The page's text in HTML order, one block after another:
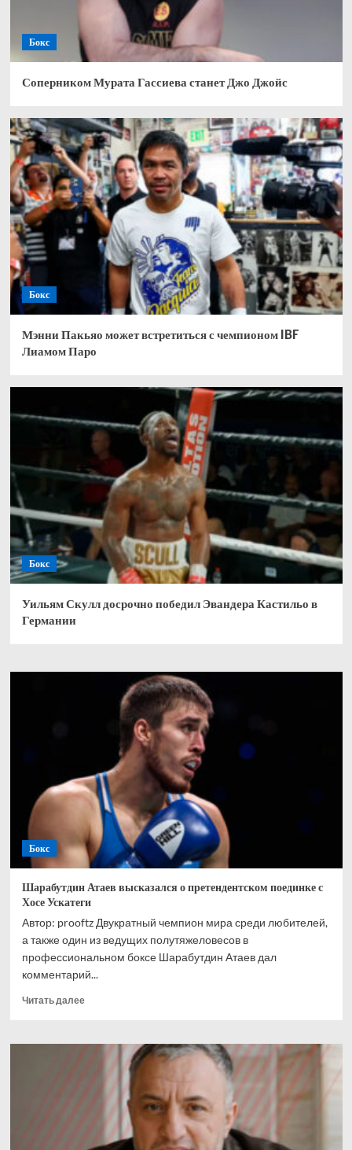
Бокс
Соперником Мурата Гассиева станет Джо Джойс
Бокс
Мэнни Пакьяо может встретиться с чемпионом IBF
Лиамом Паро
Бокс
Уильям Скулл досрочно победил Эвандера Кастильо в
Германии
Бокс
Шарабутдин Атаев высказался о претендентском поединке с
Хосе Ускатеги
Автор: prooftz Двукратный чемпион мира среди любителей,
а также один из ведущих полутяжеловесов в
профессиональном боксе Шарабутдин Атаев дал
комментарий...
Читать далееПрочитать
Шарабутдин
высказался
претендентском
Хосе